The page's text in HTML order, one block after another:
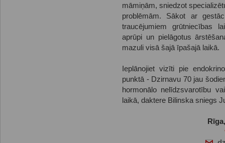
māmiņām, sniedzot
problēmām. Sākot ar
traucējumiem grūtniecības
aprūpi un pielāgotus
mazuli visā šajā īpašajā laikā.
Ieplānojiet vizīti pie
punktā - Dzirnavu 70 jau
hormonālo nelīdzsvarotību
laikā, daktere Bilinska sniegs